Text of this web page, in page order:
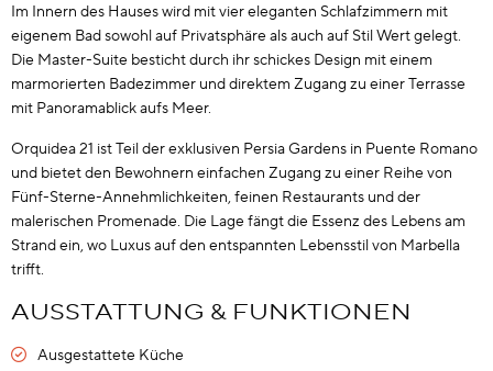
Im Innern des Hauses wird mit vier eleganten Schlafzimmern mit
eigenem Bad sowohl auf Privatsphäre als auch auf Stil Wert gelegt.
Die Master-Suite besticht durch ihr schickes Design mit einem
marmorierten Badezimmer und direktem Zugang zu einer Terrasse
mit Panoramablick aufs Meer.
Orquidea 21 ist Teil der exklusiven Persia Gardens in Puente Romano
und bietet den Bewohnern einfachen Zugang zu einer Reihe von
Fünf-Sterne-Annehmlichkeiten, feinen Restaurants und der
malerischen Promenade. Die Lage fängt die Essenz des Lebens am
Strand ein, wo Luxus auf den entspannten Lebensstil von Marbella
trifft.
AUSSTATTUNG & FUNKTIONEN
Ausgestattete Küche